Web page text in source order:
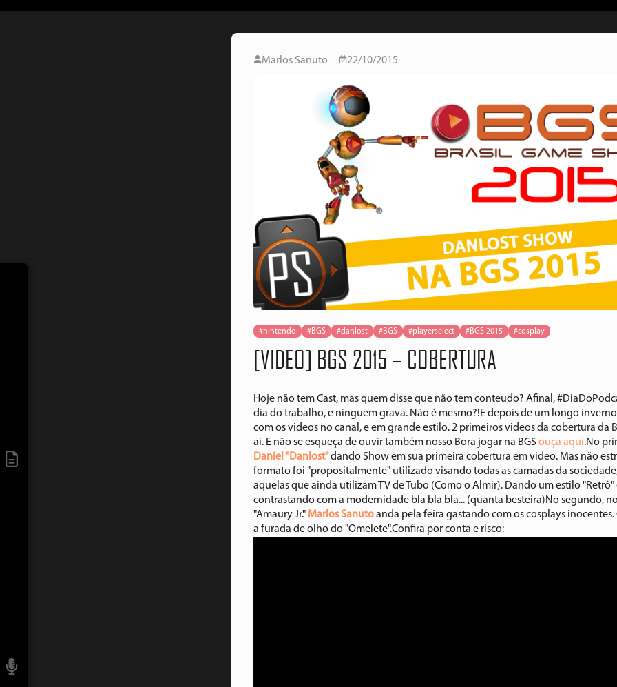
Marlos Sanuto 22/10/2015
#nintendo #BGS #danlost #BGS #playerselect #BGS 2015 #cosplay
[VIDEO] BGS 2015 – COBERTURA
Hoje não tem Cast, mas quem disse que não tem conteudo? Afinal,
dia do trabalho, e ninguem grava. Não é mesmo?!E depois de um longo
com os videos no canal, e em grande estilo. 2 primeiros videos da cobertura da
ai. E não se esqueça de ouvir também nosso Bora jogar na BGSouça aqui.No
Daniel "Danlost"dando Show em sua primeira cobertura em video. Mas não
formato foi "propositalmente" utilizado visando todas as camadas da
aquelas que ainda utilizam TV de Tubo (Como o Almir). Dando um estilo "Retrô"
contrastando com a modernidade bla bla bla... (quanta besteira)No segundo,
"Amaury Jr." Marlos Sanutoanda pela feira gastando com os cosplays
a furada de olho do "Omelete".Confira por conta e risco: